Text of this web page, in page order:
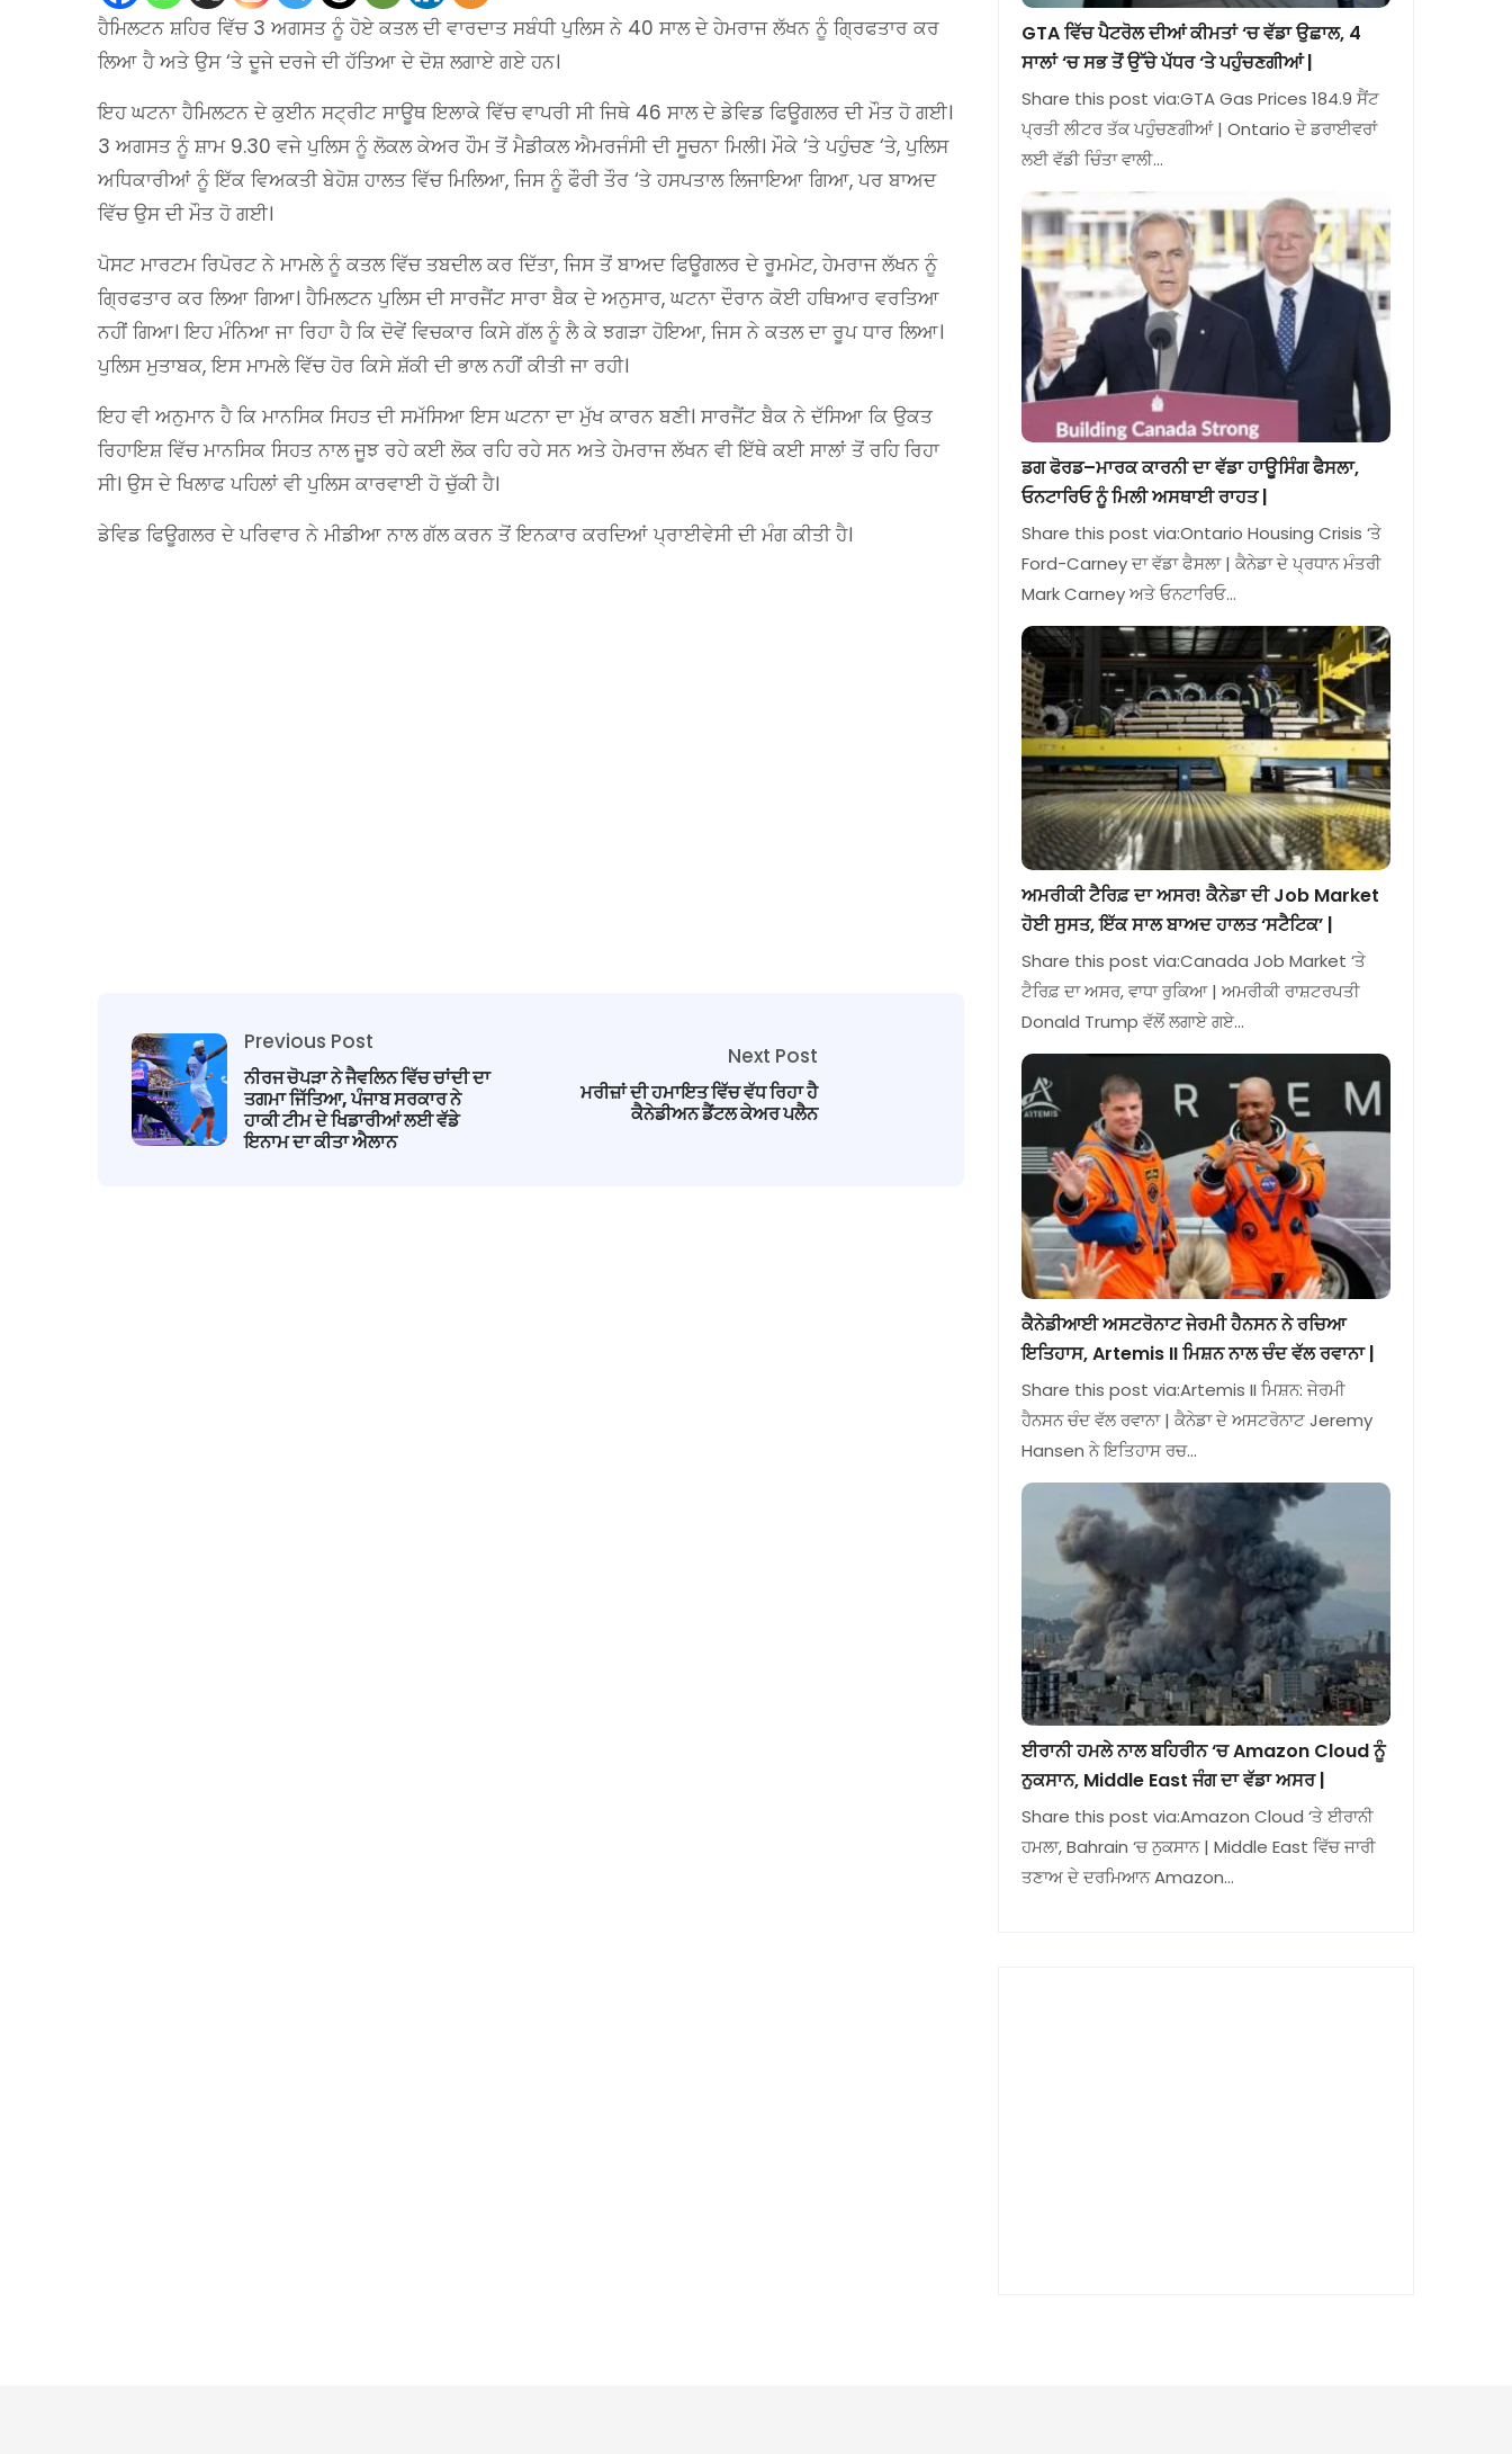
ਹੈਮਿਲਟਨ ਸ਼ਹਿਰ ਵਿੱਚ 3 ਅਗਸਤ ਨੂੰ ਹੋਏ ਕਤਲ ਦੀ ਵਾਰਦਾਤ ਸਬੰਧੀ ਪੁਲਿਸ ਨੇ 40 ਸਾਲ ਦੇ ਹੇਮਰਾਜ ਲੱਖਨ ਨੂੰ ਗ੍ਰਿਫਤਾਰ ਕਰ
ਲਿਆ ਹੈ ਅਤੇ ਉਸ ‘ਤੇ ਦੂਜੇ ਦਰਜੇ ਦੀ ਹੱਤਿਆ ਦੇ ਦੋਸ਼ ਲਗਾਏ ਗਏ ਹਨ।
ਇਹ ਘਟਨਾ ਹੈਮਿਲਟਨ ਦੇ ਕੁਈਨ ਸਟ੍ਰੀਟ ਸਾਊਥ ਇਲਾਕੇ ਵਿੱਚ ਵਾਪਰੀ ਸੀ ਜਿਥੇ 46 ਸਾਲ ਦੇ ਡੇਵਿਡ ਫਿਊਗਲਰ ਦੀ ਮੌਤ ਹੋ ਗਈ।
3 ਅਗਸਤ ਨੂੰ ਸ਼ਾਮ 9.30 ਵਜੇ ਪੁਲਿਸ ਨੂੰ ਲੋਕਲ ਕੇਅਰ ਹੌਮ ਤੋਂ ਮੈਡੀਕਲ ਐਮਰਜੰਸੀ ਦੀ ਸੂਚਨਾ ਮਿਲੀ। ਮੌਕੇ ‘ਤੇ ਪਹੁੰਚਣ ‘ਤੇ, ਪੁਲਿਸ
ਅਧਿਕਾਰੀਆਂ ਨੂੰ ਇੱਕ ਵਿਅਕਤੀ ਬੇਹੋਸ਼ ਹਾਲਤ ਵਿੱਚ ਮਿਲਿਆ, ਜਿਸ ਨੂੰ ਫੌਰੀ ਤੌਰ ‘ਤੇ ਹਸਪਤਾਲ ਲਿਜਾਇਆ ਗਿਆ, ਪਰ ਬਾਅਦ
ਵਿੱਚ ਉਸ ਦੀ ਮੌਤ ਹੋ ਗਈ।
ਪੋਸਟ ਮਾਰਟਮ ਰਿਪੋਰਟ ਨੇ ਮਾਮਲੇ ਨੂੰ ਕਤਲ ਵਿੱਚ ਤਬਦੀਲ ਕਰ ਦਿੱਤਾ, ਜਿਸ ਤੋਂ ਬਾਅਦ ਫਿਊਗਲਰ ਦੇ ਰੂਮਮੇਟ, ਹੇਮਰਾਜ ਲੱਖਨ ਨੂੰ
ਗ੍ਰਿਫਤਾਰ ਕਰ ਲਿਆ ਗਿਆ। ਹੈਮਿਲਟਨ ਪੁਲਿਸ ਦੀ ਸਾਰਜੈਂਟ ਸਾਰਾ ਬੈਕ ਦੇ ਅਨੁਸਾਰ, ਘਟਨਾ ਦੌਰਾਨ ਕੋਈ ਹਥਿਆਰ ਵਰਤਿਆ
ਨਹੀਂ ਗਿਆ। ਇਹ ਮੰਨਿਆ ਜਾ ਰਿਹਾ ਹੈ ਕਿ ਦੋਵੇਂ ਵਿਚਕਾਰ ਕਿਸੇ ਗੱਲ ਨੂੰ ਲੈ ਕੇ ਝਗੜਾ ਹੋਇਆ, ਜਿਸ ਨੇ ਕਤਲ ਦਾ ਰੂਪ ਧਾਰ ਲਿਆ।
ਪੁਲਿਸ ਮੁਤਾਬਕ, ਇਸ ਮਾਮਲੇ ਵਿੱਚ ਹੋਰ ਕਿਸੇ ਸ਼ੱਕੀ ਦੀ ਭਾਲ ਨਹੀਂ ਕੀਤੀ ਜਾ ਰਹੀ।
ਇਹ ਵੀ ਅਨੁਮਾਨ ਹੈ ਕਿ ਮਾਨਸਿਕ ਸਿਹਤ ਦੀ ਸਮੱਸਿਆ ਇਸ ਘਟਨਾ ਦਾ ਮੁੱਖ ਕਾਰਨ ਬਣੀ। ਸਾਰਜੈਂਟ ਬੈਕ ਨੇ ਦੱਸਿਆ ਕਿ ਉਕਤ
ਰਿਹਾਇਸ਼ ਵਿੱਚ ਮਾਨਸਿਕ ਸਿਹਤ ਨਾਲ ਜੂਝ ਰਹੇ ਕਈ ਲੋਕ ਰਹਿ ਰਹੇ ਸਨ ਅਤੇ ਹੇਮਰਾਜ ਲੱਖਨ ਵੀ ਇੱਥੇ ਕਈ ਸਾਲਾਂ ਤੋਂ ਰਹਿ ਰਿਹਾ
ਸੀ। ਉਸ ਦੇ ਖਿਲਾਫ ਪਹਿਲਾਂ ਵੀ ਪੁਲਿਸ ਕਾਰਵਾਈ ਹੋ ਚੁੱਕੀ ਹੈ।
ਡੇਵਿਡ ਫਿਊਗਲਰ ਦੇ ਪਰਿਵਾਰ ਨੇ ਮੀਡੀਆ ਨਾਲ ਗੱਲ ਕਰਨ ਤੋਂ ਇਨਕਾਰ ਕਰਦਿਆਂ ਪ੍ਰਾਈਵੇਸੀ ਦੀ ਮੰਗ ਕੀਤੀ ਹੈ।
Previous Post
ਨੀਰਜ ਚੋਪੜਾ ਨੇ ਜੈਵਲਿਨ ਵਿੱਚ ਚਾਂਦੀ ਦਾ
ਤਗਮਾ ਜਿੱਤਿਆ, ਪੰਜਾਬ ਸਰਕਾਰ ਨੇ
ਹਾਕੀ ਟੀਮ ਦੇ ਖਿਡਾਰੀਆਂ ਲਈ ਵੱਡੇ
ਇਨਾਮ ਦਾ ਕੀਤਾ ਐਲਾਨ
Next Post
ਮਰੀਜ਼ਾਂ ਦੀ ਹਮਾਇਤ ਵਿੱਚ ਵੱਧ ਰਿਹਾ ਹੈ
ਕੈਨੇਡੀਅਨ ਡੈਂਟਲ ਕੇਅਰ ਪਲੈਨ
GTA ਵਿੱਚ ਪੈਟਰੋਲ ਦੀਆਂ ਕੀਮਤਾਂ ‘ਚ ਵੱਡਾ ਉਛਾਲ, 4
ਸਾਲਾਂ ‘ਚ ਸਭ ਤੋਂ ਉੱਚੇ ਪੱਧਰ ‘ਤੇ ਪਹੁੰਚਣਗੀਆਂ |
Share this post via:GTA Gas Prices 184.9 ਸੈਂਟ
ਪ੍ਰਤੀ ਲੀਟਰ ਤੱਕ ਪਹੁੰਚਣਗੀਆਂ | Ontario ਦੇ ਡਰਾਈਵਰਾਂ
ਲਈ ਵੱਡੀ ਚਿੰਤਾ ਵਾਲੀ…
ਡਗ ਫੋਰਡ–ਮਾਰਕ ਕਾਰਨੀ ਦਾ ਵੱਡਾ ਹਾਊਸਿੰਗ ਫੈਸਲਾ,
ਓਨਟਾਰਿਓ ਨੂੰ ਮਿਲੀ ਅਸਥਾਈ ਰਾਹਤ |
Share this post via:Ontario Housing Crisis ‘ਤੇ
Ford-Carney ਦਾ ਵੱਡਾ ਫੈਸਲਾ | ਕੈਨੇਡਾ ਦੇ ਪ੍ਰਧਾਨ ਮੰਤਰੀ
Mark Carney ਅਤੇ ਓਨਟਾਰਿਓ…
ਅਮਰੀਕੀ ਟੈਰਿਫ਼ ਦਾ ਅਸਰ! ਕੈਨੇਡਾ ਦੀ Job Market
ਹੋਈ ਸੁਸਤ, ਇੱਕ ਸਾਲ ਬਾਅਦ ਹਾਲਤ ‘ਸਟੈਟਿਕ’ |
Share this post via:Canada Job Market ‘ਤੇ
ਟੈਰਿਫ਼ ਦਾ ਅਸਰ, ਵਾਧਾ ਰੁਕਿਆ | ਅਮਰੀਕੀ ਰਾਸ਼ਟਰਪਤੀ
Donald Trump ਵੱਲੋਂ ਲਗਾਏ ਗਏ…
ਕੈਨੇਡੀਆਈ ਅਸਟਰੋਨਾਟ ਜੇਰਮੀ ਹੈਨਸਨ ਨੇ ਰਚਿਆ
ਇਤਿਹਾਸ, Artemis II ਮਿਸ਼ਨ ਨਾਲ ਚੰਦ ਵੱਲ ਰਵਾਨਾ |
Share this post via:Artemis II ਮਿਸ਼ਨ: ਜੇਰਮੀ
ਹੈਨਸਨ ਚੰਦ ਵੱਲ ਰਵਾਨਾ | ਕੈਨੇਡਾ ਦੇ ਅਸਟਰੋਨਾਟ Jeremy
Hansen ਨੇ ਇਤਿਹਾਸ ਰਚ…
ਈਰਾਨੀ ਹਮਲੇ ਨਾਲ ਬਹਿਰੀਨ ‘ਚ Amazon Cloud ਨੂੰ
ਨੁਕਸਾਨ, Middle East ਜੰਗ ਦਾ ਵੱਡਾ ਅਸਰ |
Share this post via:Amazon Cloud ‘ਤੇ ਈਰਾਨੀ
ਹਮਲਾ, Bahrain ‘ਚ ਨੁਕਸਾਨ | Middle East ਵਿੱਚ ਜਾਰੀ
ਤਣਾਅ ਦੇ ਦਰਮਿਆਨ Amazon…